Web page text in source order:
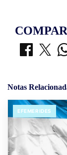
Notas
EFEMERIDES